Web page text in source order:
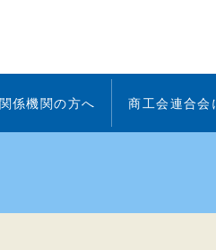
関係機関の方へ 商工会連合会